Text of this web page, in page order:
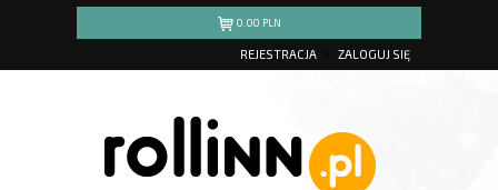
0.00 PLN
REJESTRACJA ZALOGUJ SIĘ